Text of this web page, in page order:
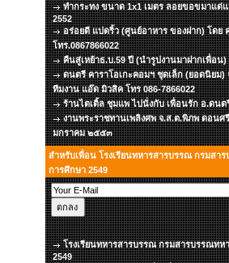
ทำกระทง ขนาด 1x1 เมตร ลอยขอขมาแด่
2552
อร่อยดี แปดริ้ว (ศูนย์อาหาร ของฝาก) โดย
โทร.0867866022
คืนสู่เหย้าธ.บ.59 ปี (นำรูปงานมาฝากเพื่อ
ดนตรี คาราโอเกะคอมฯ ชุดเล็ก (ยอดนิยม)
ทีมงาน แอ๊ด มิวสิค โทร 086-7866022
ร้านไตเติ้ล ชุมแพ ไปนั่งกับ เพื่อนรัก อ.ดนต
งานพระราชทานเพลิงศพ จ.ส.ต.พิภพ ดอน
มกราคม ๒๕๕๓
สำหรับเพื่อน โรงเรียนทหารสารบรรณ กรมสา
การศึกษา 2549
โรงเรียนทหารสารบรรณ กรมสารบรรณทห
2549